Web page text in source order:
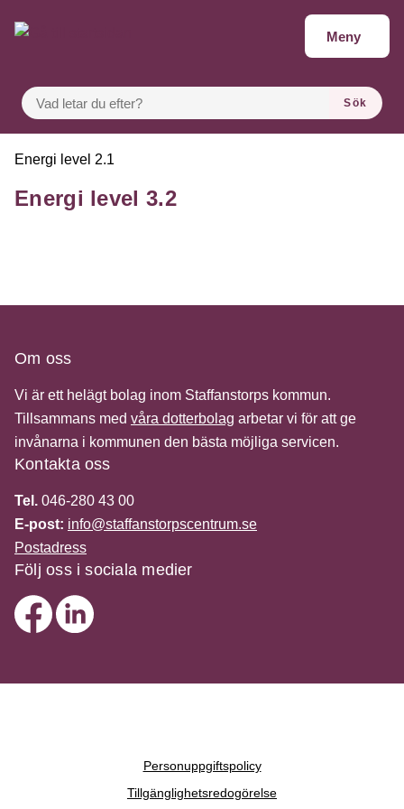
till innehåll
Meny
VAD LETAR DU EFTER?
Sök
Du är här:
Energi level 2.1
Energi level 3.2
Om oss
Vi är ett helägt bolag inom Staffanstorps kommun.
Tillsammans med våra dotterbolag arbetar vi för att ge
invånarna i kommunen den bästa möjliga servicen.
Kontakta oss
Tel. 046-280 43 00
E-post: info@staffanstorpscentrum.se
Postadress
Följ oss i sociala medier
Personuppgiftspolicy
Tillgänglighetsredogörelse